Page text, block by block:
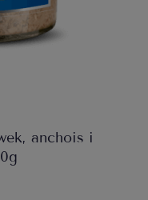
anchois i